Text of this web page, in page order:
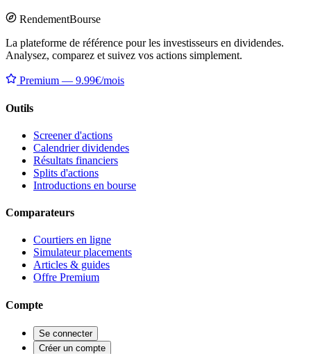
RendementBourse
La plateforme de référence pour les investisseurs en dividendes.
Analysez, comparez et suivez vos actions simplement.
Premium — 9.99€/mois
Outils
Screener d'actions
Calendrier dividendes
Résultats financiers
Splits d'actions
Introductions en bourse
Comparateurs
Courtiers en ligne
Simulateur placements
Articles & guides
Offre Premium
Compte
Se connecter
Créer un compte